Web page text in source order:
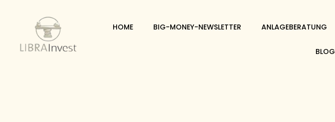
HOME BIG-MONEY-NEWSLETTER ANLAGEBERATUNG
BLOG